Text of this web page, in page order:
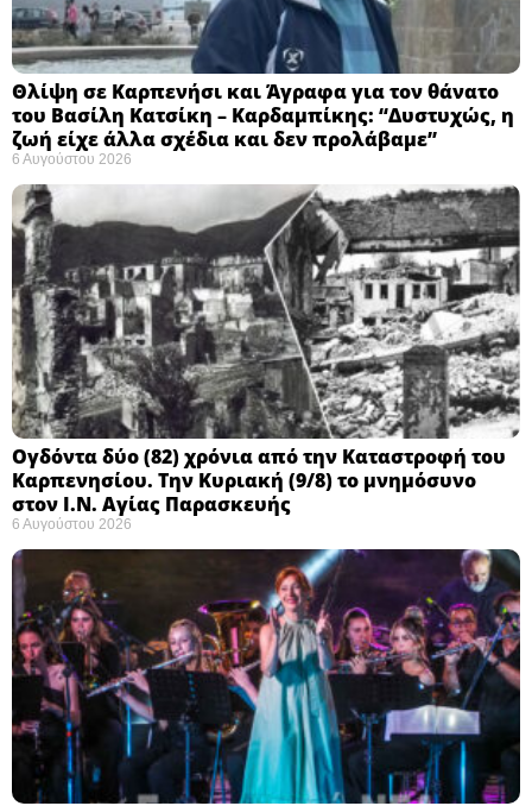
Θλίψη σε Καρπενήσι και Άγραφα για τον θάνατο
του Βασίλη Κατσίκη – Καρδαμπίκης: “Δυστυχώς, η
ζωή είχε άλλα σχέδια και δεν προλάβαμε”
6 Αυγούστου 2026
Ογδόντα δύο (82) χρόνια από την Καταστροφή του
Καρπενησίου. Την Κυριακή (9/8) το μνημόσυνο
στον Ι.Ν. Αγίας Παρασκευής
6 Αυγούστου 2026